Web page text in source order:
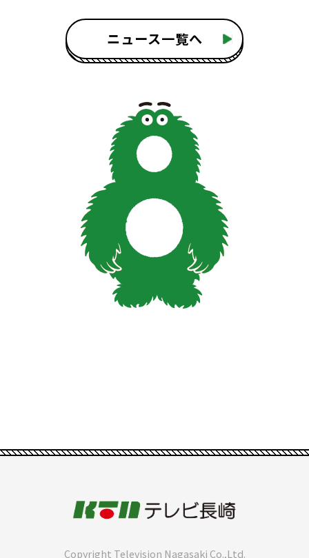
ニュース一覧へ
Copyright Television Nagasaki Co.,Ltd.